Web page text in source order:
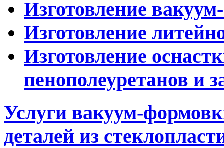
Изготовление
Изготовление
Изготовление
пенополеуретанов и
Услуги вакуум-
деталей из